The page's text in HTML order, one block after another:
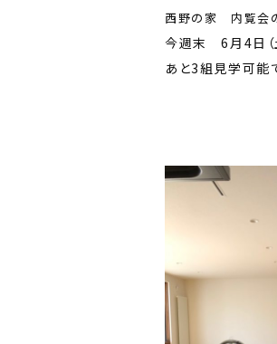
西野の家 内覧会の
今週末 6月4日（
あと3組見学可能